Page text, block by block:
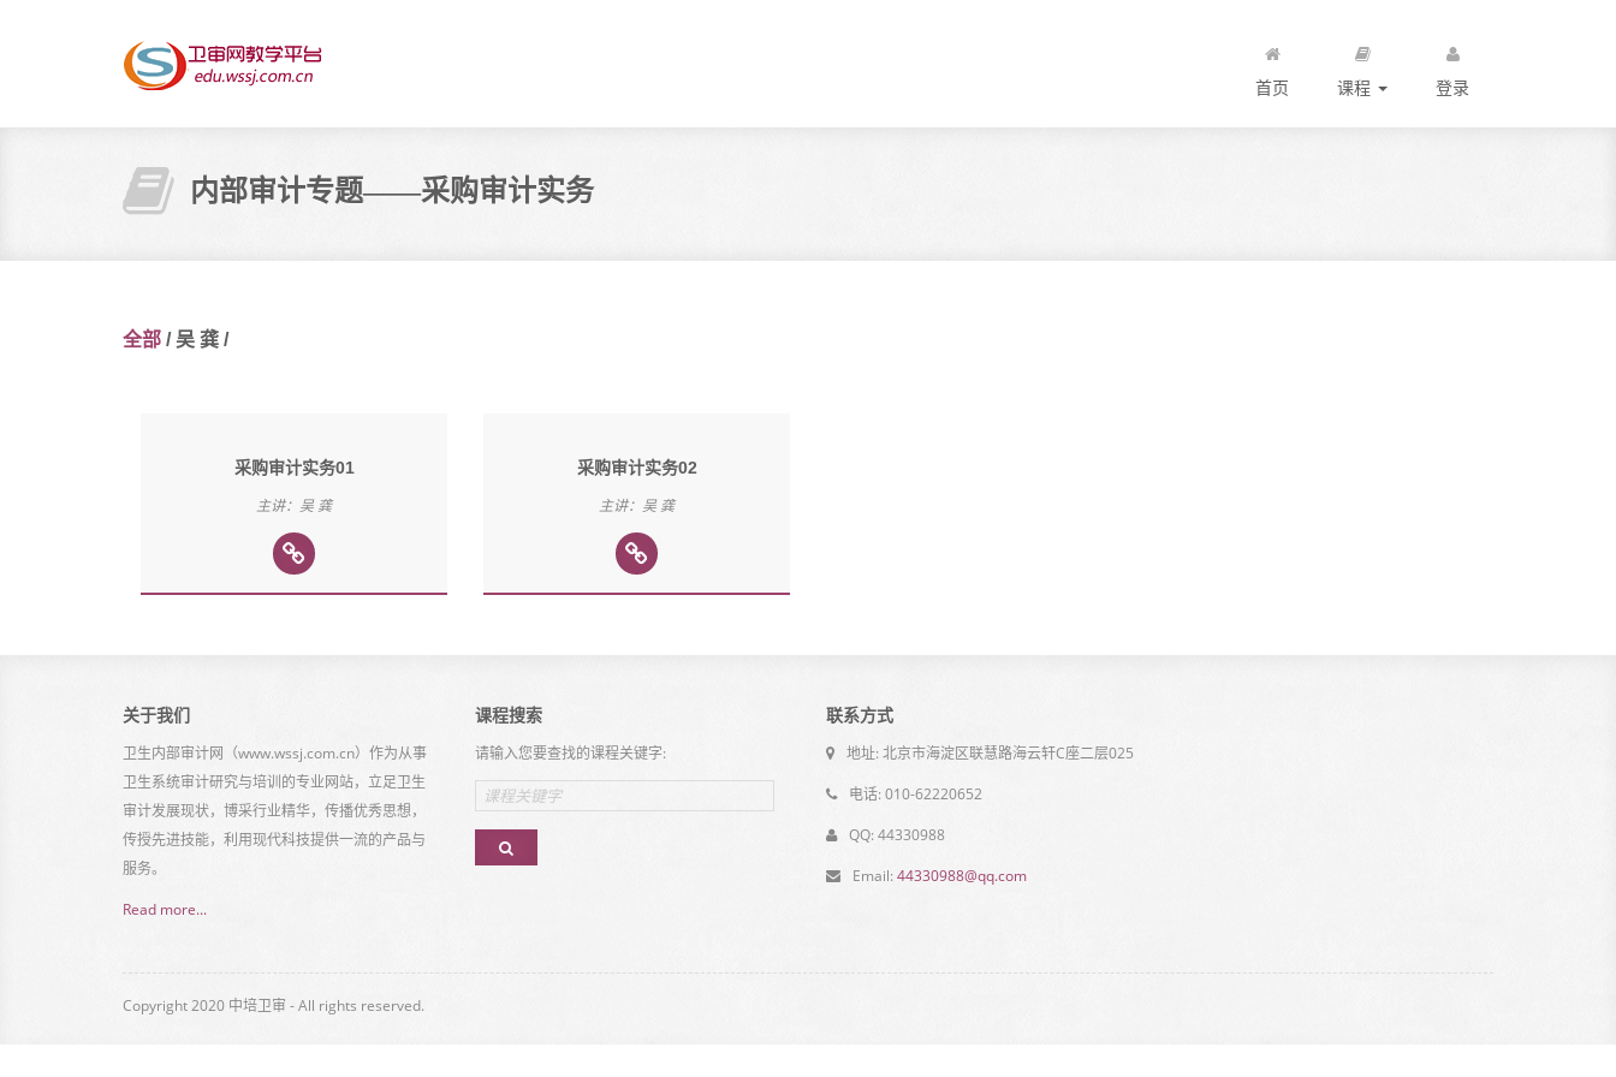
首页 课程 登录
内部审计专题——采购审计实务
全部 / 吴 龚 /
采购审计实务01
主讲：吴 龚
采购审计实务02
主讲：吴 龚
关于我们
卫生内部审计网（www.wssj.com.cn）作为从事
卫生系统审计研究与培训的专业网站，立足卫生
审计发展现状，博采行业精华，传播优秀思想，
传授先进技能，利用现代科技提供一流的产品与
服务。
Read more...
课程搜索
请输入您要查找的课程关键字:
Email
address
联系方式
地址: 北京市海淀区联慧路海云轩C座二层025
电话: 010-62220652
QQ: 44330988
Email: 44330988@qq.com
Copyright 2020 中培卫审 - All rights reserved.